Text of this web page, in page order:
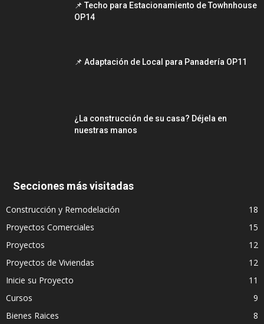
📌 Techo para Estacionamiento de Towhnhouse
OP14
📌 Adaptación de Local para Panadería OP11
¿La construcción de su casa? Déjela en
nuestras manos
Secciones más visitadas
Construcción y Remodelación
18
Proyectos Comerciales
15
Proyectos
12
Proyectos de Viviendas
12
Inicie su Proyecto
11
Cursos
9
Bienes Raices
8